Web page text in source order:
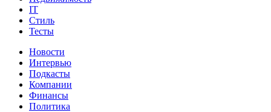
IT
Стиль
Тесты
Новости
Интервью
Подкасты
Компании
Финансы
Политика